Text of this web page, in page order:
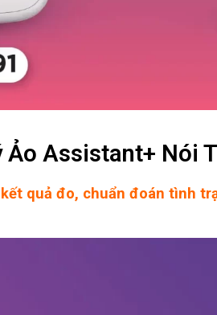
Ảo Assistant+ Nói
quả đo, chuẩn đoán tình